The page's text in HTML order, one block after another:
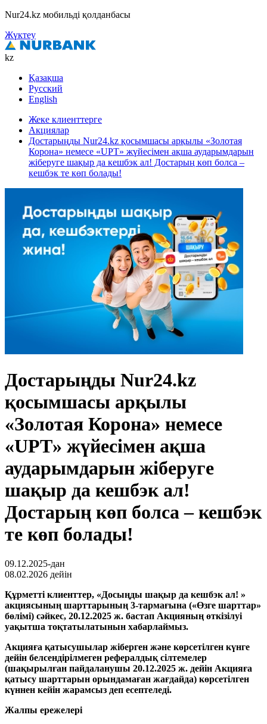
Nur24.kz мобильді қолданбасы
Жүктеу
kz
Қазақша
Русский
English
Жеке клиенттерге
Акциялар
Достарыңды Nur24.kz қосымшасы арқылы «Золотая
Корона» немесе «UPT» жүйесімен ақша аударымдарын
жіберуге шақыр да кешбэк ал! Достарың көп болса –
кешбэк те көп болады!
Достарыңды Nur24.kz
қосымшасы арқылы
«Золотая Корона» немесе
«UPT» жүйесімен ақша
аударымдарын жіберуге
шақыр да кешбэк ал!
Достарың көп болса – кешбэк
те көп болады!
09.12.2025-дан
08.02.2026 дейін
Құрметті клиенттер, «Досыңды шақыр да кешбэк ал! »
акциясының шарттарының 3-тармағына («Өзге шарттар»
бөлімі) сәйкес, 20.12.2025 ж. бастап Акцияның өткізілуі
уақытша тоқтатылатынын хабарлаймыз.
Акцияға қатысушылар жіберген және көрсетілген күнге
дейін белсендірілмеген рефералдық сілтемелер
(шақырылған пайдаланушы 20.12.2025 ж. дейін Акцияға
қатысу шарттарын орындамаған жағдайда) көрсетілген
күннен кейін жарамсыз деп есептеледі.
Жалпы ережелері